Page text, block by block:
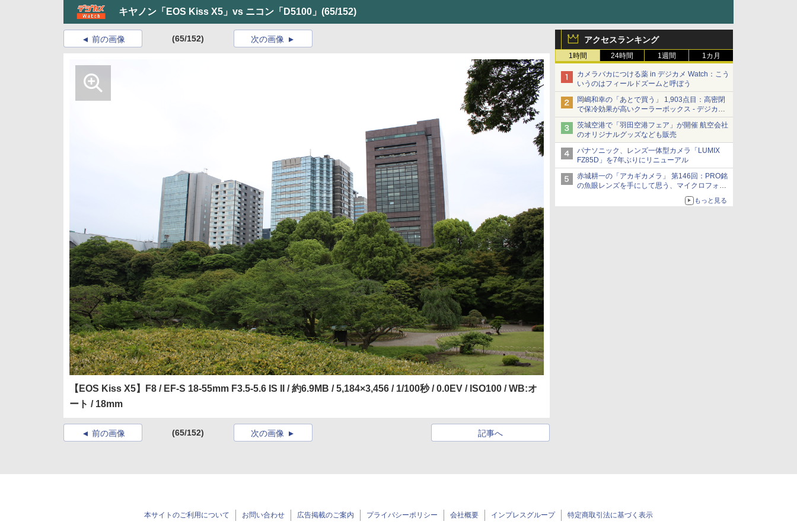
キヤノン「EOS Kiss X5」vs ニコン「D5100」 (65/152)
アクセスランキング
1時間 24時間 1週間 1カ月
カメラバカにつける薬 in デジカメ Watch：こう
いうのはフィールドズームと呼ぼう
岡嶋和幸の「あとで買う」 1,903点目：高密閉
で保冷効果が高いクーラーボックス - デジカメ
Watch
茨城空港で「羽田空港フェア」が開催 航空会社
のオリジナルグッズなども販売
パナソニック、レンズ一体型カメラ「LUMIX
FZ85D」を7年ぶりにリニューアル
赤城耕一の「アカギカメラ」 第146回：PRO銘
の魚眼レンズを手にして思う、マイクロフォー
もっと見る
前の画像 (65/152) 次の画像
【EOS Kiss X5】F8 / EF-S 18-55mm F3.5-5.6 IS II / 約6.9MB / 5,184×3,456 / 1/100秒 / 0.0EV / ISO100 / WB:オ
ート / 18mm
前の画像 (65/152) 記事へ
次の画像
本サイトのご利用について お問い合わせ 広告掲載のご案内 プライバシーポリシー 会社概要 インプレスグループ 特定商取引法に基づく表示